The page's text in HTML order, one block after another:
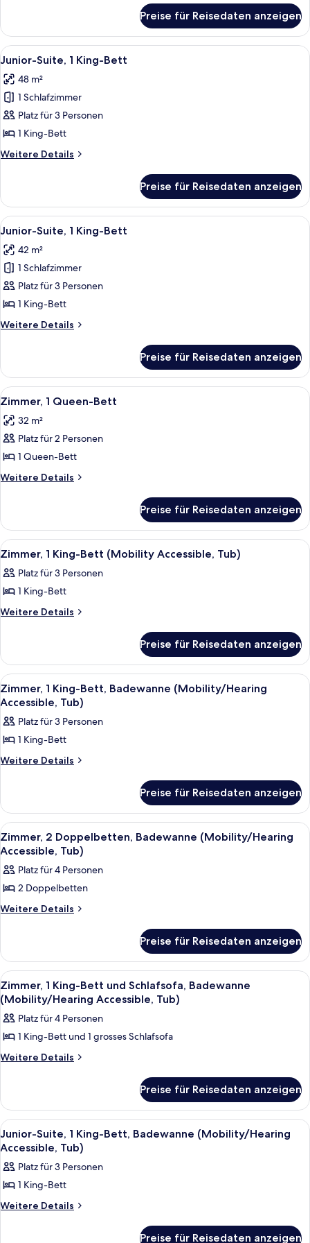
Zimmer,
2 Doppelbetten
Preise für Reisedaten anzeigen
Alle
Fotos
für
Junior-
Suite,
1 King-
Bett
anzeigen
Ein Hotelzimmer mit Bett,
8
Junior-Suite, 1 King-Bett
48 m²
1 Schlafzimmer
Platz für 3 Personen
1 King-Bett
Weitere Details
Weitere
Suite,
1 King-
Bett
Preise für Reisedaten anzeigen
Alle
Fotos
für
Junior-
Suite,
1 King-
Bett
anzeigen
Ein Hotelzimmer mit Bett,
7
Junior-Suite, 1 King-Bett
42 m²
1 Schlafzimmer
Platz für 3 Personen
1 King-Bett
Weitere Details
Weitere
Suite,
1 King-
Bett
Preise für Reisedaten anzeigen
Alle
Fotos
für
Zimmer,
1
Queen-
Ein Hotelzimmer mit einem großen
7
Zimmer, 1 Queen-Bett
32 m²
Platz für 2 Personen
1 Queen-Bett
Weitere Details
Weitere
1
Queen-
Bett
Preise für Reisedaten anzeigen
Alle
Fotos
für
Zimmer,
1 King-
Accessible,
Tub)
anzeigen
Ein Hotelzimmer mit einem großen
5
Zimmer, 1 King-Bett (Mobility Accessible, Tub)
Platz für 3 Personen
1 King-Bett
Weitere Details
Weitere
1 King-
Bett
(Mobility
Accessible,
Preise für Reisedaten anzeigen
Alle
Fotos
für
Zimmer,
1 King-
Bett,
Accessible,
Tub)
anzeigen
Ein Hotelzimmer mit einem großen
6
Zimmer, 1 King-Bett, Badewanne (Mobility/Hearing
Accessible, Tub)
Platz für 3 Personen
1 King-Bett
Weitere Details
Weitere
1 King-
Bett,
Badewanne
(Mobility/Hearing
Tub)
Preise für Reisedaten anzeigen
Alle
Fotos
für
Zimmer,
2 Doppelbetten,
Badewanne
Tub)
anzeigen
Ein Hotelzimmer mit zwei Betten,
7
Zimmer, 2 Doppelbetten, Badewanne (Mobility/Hearing
Accessible, Tub)
Platz für 4 Personen
2 Doppelbetten
Weitere Details
Weitere
2 Doppelbetten,
Badewanne
(Mobility/Hearing
Accessible,
Tub)
Preise für Reisedaten anzeigen
Alle
Fotos
für
Zimmer,
1 King-
Bett
Badewanne
(Mobility/Hearing
Accessible,
Tub)
anzeigen
Ein Hotelzimmer mit einem großen
6
Zimmer, 1 King-Bett und Schlafsofa, Badewanne
(Mobility/Hearing Accessible, Tub)
Platz für 4 Personen
1 King-Bett und 1 grosses Schlafsofa
Weitere Details
Weitere
1 King-
Bett
und
Schlafsofa,
(Mobility/Hearing
Accessible,
Preise für Reisedaten anzeigen
Alle
Fotos
für
Junior-
Suite,
1 King-
Ein Hotelzimmer mit Bett,
5
Junior-Suite, 1 King-Bett, Badewanne (Mobility/Hearing
Accessible, Tub)
Platz für 3 Personen
1 King-Bett
Weitere Details
Weitere
Preise für Reisedaten anzeigen